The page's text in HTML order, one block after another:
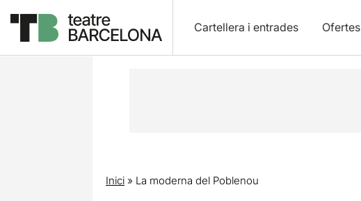
Cartellera i entrades Ofertes
Inici» La moderna del Poblenou